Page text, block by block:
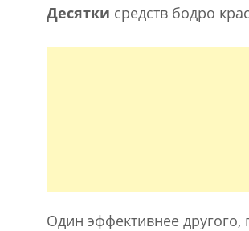
Десятки средств бодро
Один эффективнее